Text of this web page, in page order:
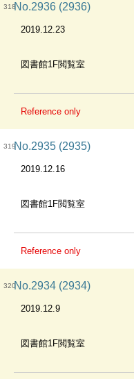
318No.2936 (2936)
2019.12.23
図書館1F閲覧室
Reference only
319No.2935 (2935)
2019.12.16
図書館1F閲覧室
Reference only
320No.2934 (2934)
2019.12.9
図書館1F閲覧室